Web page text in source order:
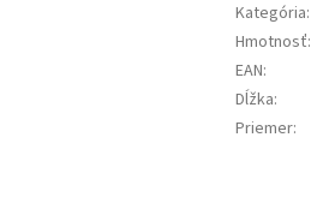
Kategória:
Hmotnosť:
EAN:
Dĺžka:
Priemer: